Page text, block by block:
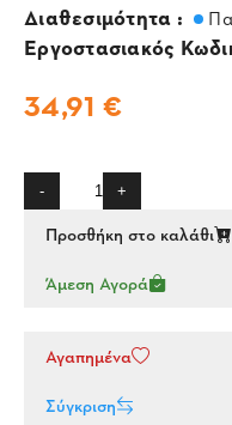
Διαθεσιμότητα :
Εργοστασιακός
34,91 €
- +
Προσθήκη στο καλάθι
Άμεση Αγορά
Αγαπημένα
Σύγκριση